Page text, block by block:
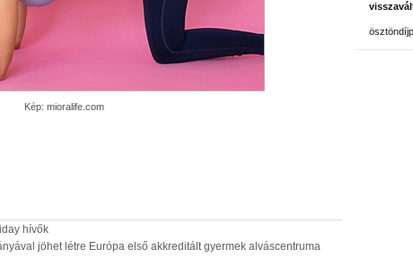
Kép: mioralife.com
hívők
jöhet létre Európa első akkreditált gyermek alváscentruma